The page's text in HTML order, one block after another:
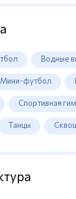
Водные
Мини-футбол
Спортивная
Танцы